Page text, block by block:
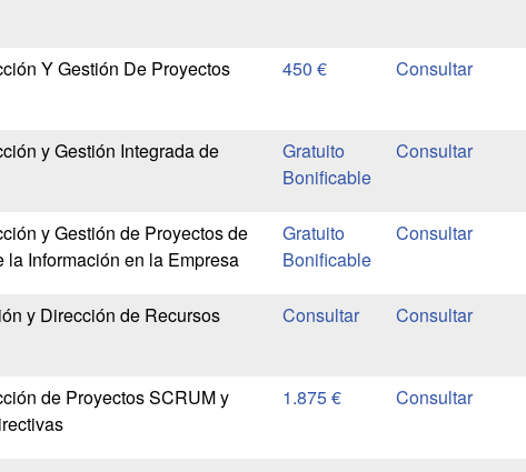
Y Gestión De Proyectos
450 €
y Gestión Integrada de
Gratuito
Bonificable
y Gestión de Proyectos de
la Información en la Empresa
Gratuito
Bonificable
y Dirección de Recursos
de Proyectos SCRUM y
1.875 €